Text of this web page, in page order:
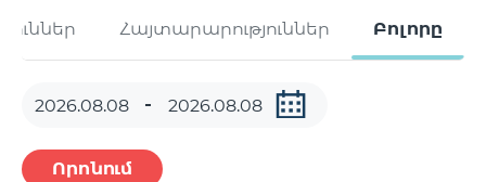
Հայտարարություններ Բոլորը
Որոնում